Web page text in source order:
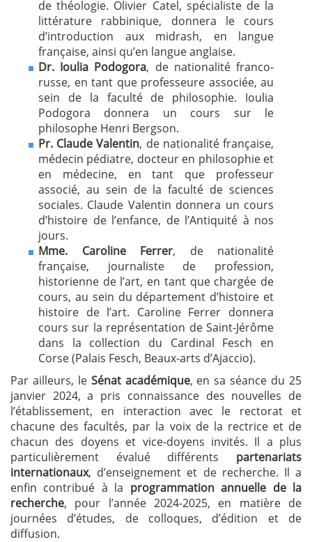
de théologie. Olivier Catel, spécialiste de la
littérature rabbinique, donnera le cours
d’introduction aux midrash, en langue
française, ainsi qu’en langue anglaise.
Dr. Ioulia Podogora, de nationalité franco-
russe, en tant que professeure associée, au
sein de la faculté de philosophie. Ioulia
Podogora donnera un cours sur le
philosophe Henri Bergson.
Pr. Claude Valentin, de nationalité française,
médecin pédiatre, docteur en philosophie et
en médecine, en tant que professeur
associé, au sein de la faculté de sciences
sociales. Claude Valentin donnera un cours
d’histoire de l’enfance, de l’Antiquité à nos
jours.
Mme. Caroline Ferrer, de nationalité
française, journaliste de profession,
historienne de l’art, en tant que chargée de
cours, au sein du département d’histoire et
histoire de l’art. Caroline Ferrer donnera
cours sur la représentation de Saint-Jérôme
dans la collection du Cardinal Fesch en
Corse (Palais Fesch, Beaux-arts d’Ajaccio).
Par ailleurs, le Sénat académique, en sa séance du 25
janvier 2024, a pris connaissance des nouvelles de
l’établissement, en interaction avec le rectorat et
chacune des facultés, par la voix de la rectrice et de
chacun des doyens et vice-doyens invités. Il a plus
particulièrement évalué différents partenariats
internationaux, d’enseignement et de recherche. Il a
enfin contribué à la programmation annuelle de la
recherche, pour l’année 2024-2025, en matière de
journées d’études, de colloques, d’édition et de
diffusion.